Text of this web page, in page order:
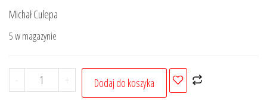
cena
wynosiła:
169,00 zł.
Michał Culepa
5 w magazynie
-
ilość
Szkolenia
+ Dodaj do koszyka